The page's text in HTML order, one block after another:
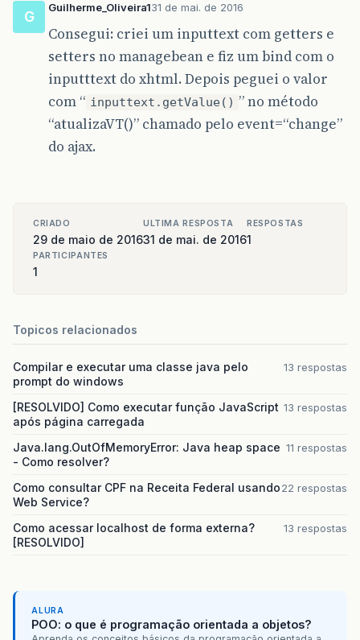
G
Guilherme_Oliveira131 de mai. de 2016
Consegui: criei um inputtext com getters e
setters no managebean e fiz um bind com o
inputttext do xhtml. Depois peguei o valor
com “ inputtext.getValue() ” no método
“atualizaVT()” chamado pelo event=“change”
do ajax.
CRIADO
29 de maio de 2016
ULTIMA RESPOSTA
31 de mai. de 2016
RESPOSTAS
1
PARTICIPANTES
1
Topicos relacionados
Compilar e executar uma classe java pelo
prompt do windows
13 respostas
[RESOLVIDO] Como executar função JavaScript
após página carregada
13 respostas
Java.lang.OutOfMemoryError: Java heap space
- Como resolver?
11 respostas
Como consultar CPF na Receita Federal usando
Web Service?
22 respostas
Como acessar localhost de forma externa?
[RESOLVIDO]
13 respostas
ALURA
POO: o que é programação orientada a objetos?